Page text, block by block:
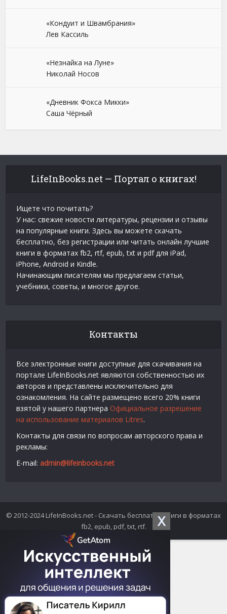
X
«Кондуит и Швамбрания»
Лев Кассиль
«Незнайка на Луне»
Николай Носов
«Дневник Фокса Микки»
Саша Чёрный
LifeInBooks.net — Портал о книгах!
Ищете что почитать?
У нас: свежие новости литературы, рецензии и отзывы
на популярные книги. Здесь вы можете скачать
бесплатно, без регистрации или читать онлайн лучшие
книги в форматах fb2, rtf, epub, txt и pdf для iPad,
iPhone, Android и Kindle.
Начинающим писателям мы предлагаем статьи,
учебники, советы, и многое другое.
Контакты
Все электронные книги доступные для скачивания на
портале LifeInBooks.net являются собственностью их
авторов и представлены исключительно для
ознакомления. На сайте размещено всего 20% книги
взятой у нашего партнера Официальное разрешение
на использование материалов Litres.
Контакты для связи по вопросам авторского права и
рекламы:
E-mail: admin@lifeinbooks.net
© 2012-2024 LifeInBooks.net - Скачать бесплатно книги в форматах
fb2, epub, pdf, txt, rtf.